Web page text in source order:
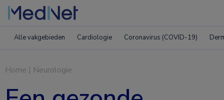
Alle vakgebieden Cardiologie Coronavirus (COVID-19)
Home | Neurologie